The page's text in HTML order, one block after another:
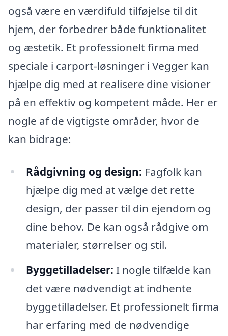
også være en værdifuld tilføjelse til dit
hjem, der forbedrer både funktionalitet
og æstetik. Et professionelt firma med
speciale i carport-løsninger i Vegger kan
hjælpe dig med at realisere dine visioner
på en effektiv og kompetent måde. Her er
nogle af de vigtigste områder, hvor de
kan bidrage:
Rådgivning og design: Fagfolk kan
hjælpe dig med at vælge det rette
design, der passer til din ejendom og
dine behov. De kan også rådgive om
materialer, størrelser og stil.
Byggetilladelser: I nogle tilfælde kan
det være nødvendigt at indhente
byggetilladelser. Et professionelt firma
har erfaring med de nødvendige